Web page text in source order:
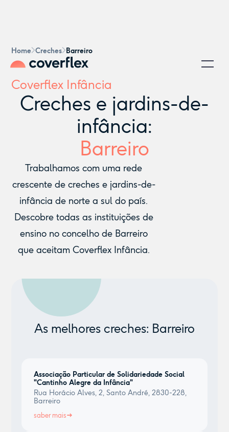
Home Creches Barreiro
Coverflex Infância
Creches e jardins-de-
infância:
Barreiro
Trabalhamos com uma rede
crescente de creches e jardins-de-
infância de norte a sul do país.
Descobre todas as instituições de
ensino no concelho de Barreiro
que aceitam Coverflex Infância.
As melhores creches: Barreiro
Associação Particular de Solidariedade Social
"Cantinho Alegre da Infância"
Rua Horácio Alves, 2, Santo André, 2830-228,
Barreiro
saber mais